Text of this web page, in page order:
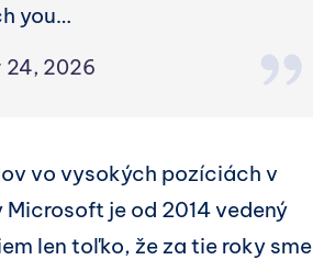
you…
24, 2026
vo vysokých pozíciách v
je od 2014 vedený
len toľko, že za tie roky sme